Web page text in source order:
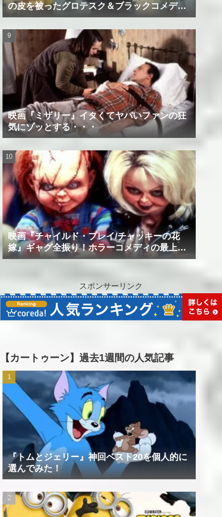
の皮を被ったグロテスク＆ブラックコメデ
ィ！？
映画『ミザリー』イタくてヤバいファンの狂
気にゾッとする・・・
映画『チャイルド・プレイ/チャッキーの花
嫁』ギャグ全振り！ホラーコメディの最上級
作品！！
スポンサーリンク
【カートゥーン】過去1週間の人気記事
『トムとジェリー』神回ベスト20を個人的に
選んでみた！